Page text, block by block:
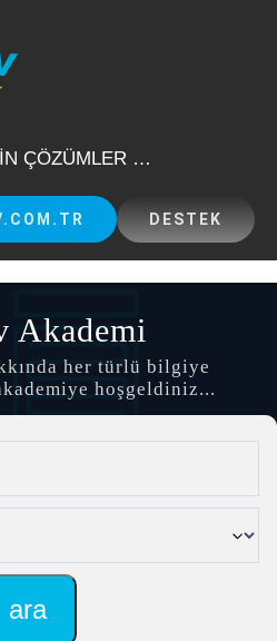
ÇÖZÜMLER …
DESTEK
Akademi
her türlü bilgiye
hoşgeldiniz...